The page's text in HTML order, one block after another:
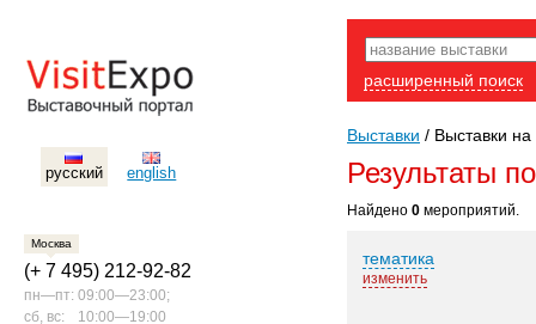
русский english
Москва
(+ 7 495) 212-92-82
пн—пт: 09:00—23:00;
сб, вс:
10:00—19:00
расширенный поиск
Выставки / Выставки
Результаты
Найдено 0 мероприятий.
тематика
изменить